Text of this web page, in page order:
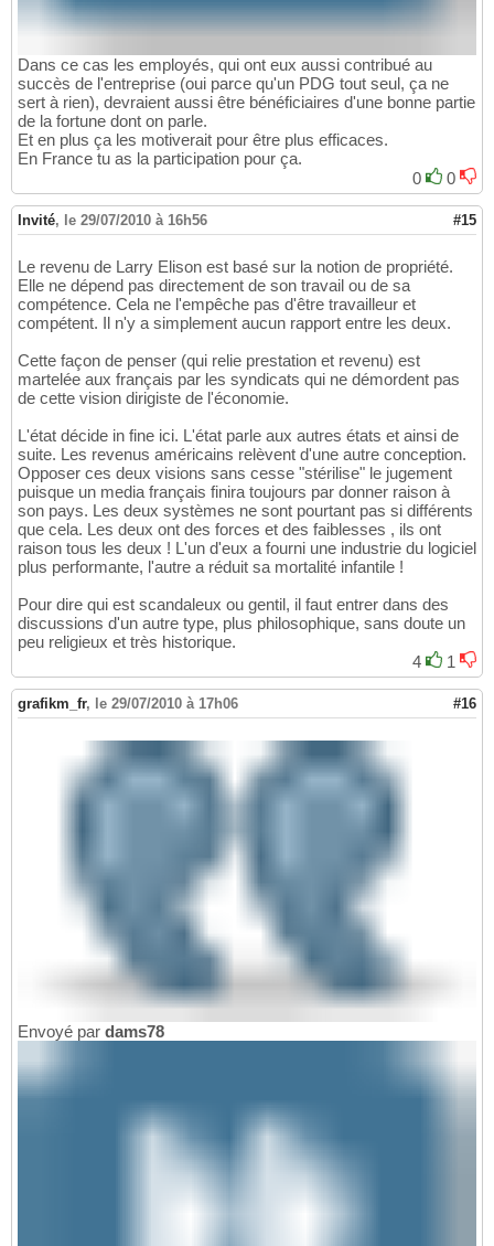
Dans ce cas les employés, qui ont eux aussi contribué au
succès de l'entreprise (oui parce qu'un PDG tout seul, ça ne
sert à rien), devraient aussi être bénéficiaires d'une bonne partie
de la fortune dont on parle.
Et en plus ça les motiverait pour être plus efficaces.
En France tu as la participation pour ça.
0
0
Invité, le 29/07/2010 à 16h56 #15
Le revenu de Larry Elison est basé sur la notion de propriété.
Elle ne dépend pas directement de son travail ou de sa
compétence. Cela ne l'empêche pas d'être travailleur et
compétent. Il n'y a simplement aucun rapport entre les deux.
Cette façon de penser (qui relie prestation et revenu) est
martelée aux français par les syndicats qui ne démordent pas
de cette vision dirigiste de l'économie.
L'état décide in fine ici. L'état parle aux autres états et ainsi de
suite. Les revenus américains relèvent d'une autre conception.
Opposer ces deux visions sans cesse "stérilise" le jugement
puisque un media français finira toujours par donner raison à
son pays. Les deux systèmes ne sont pourtant pas si différents
que cela. Les deux ont des forces et des faiblesses , ils ont
raison tous les deux ! L'un d'eux a fourni une industrie du logiciel
plus performante, l'autre a réduit sa mortalité infantile !
Pour dire qui est scandaleux ou gentil, il faut entrer dans des
discussions d'un autre type, plus philosophique, sans doute un
peu religieux et très historique.
4
1
grafikm_fr, le 29/07/2010 à 17h06 #16
Envoyé par dams78